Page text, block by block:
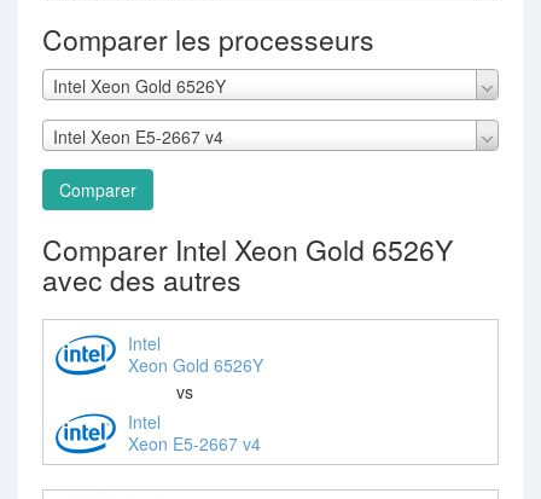
Comparer les processeurs
Intel Xeon Gold 6526Y
Intel Xeon E5-2667 v4
Comparer
Comparer Intel Xeon Gold 6526Y
avec des autres
Intel
Xeon Gold 6526Y
vs
Intel
Xeon E5-2667 v4